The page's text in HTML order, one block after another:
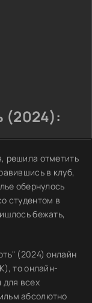
(2024):
решила отметить
в клуб,
обернулось
студентом в
бежать,
(2024) онлайн
то онлайн-
для всех
абсолютно